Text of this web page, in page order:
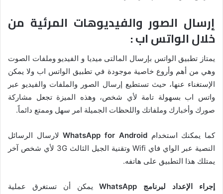
إرسال الصور والفيديوهات المرئية من
خلال الواتس اب :
يمتاز تطبيق الواتس بإرسال المالتى ميديا و الفيديو وملفات الصوت
وهي من أهم وأروع خاصية موجودة في تطبيق الواتس اب ولا يمكن
الإستغناء عنها، حيث تستطيع إرسال الصور والملفات والفيديو عبر
واتس اب بسهولة تامة لأي شخص، وهذه الميزة تجعل مشاركة
صورك وأخبارك وملفاتك واللحظات الجميلة امر سهل وممتع دائماً.
كما يمكنك استخدامWhatsApp for Androidلارسال الرسائل
النصية عبر الواي فاي Wifi وتقنية الجيل الثالث 3G لأي شخص آخر
يمتلك هذا التطبيق على هاتفه.
إجراء الإعداد لبرنامج WhatsApp
يمكن أن تستغرق عملية